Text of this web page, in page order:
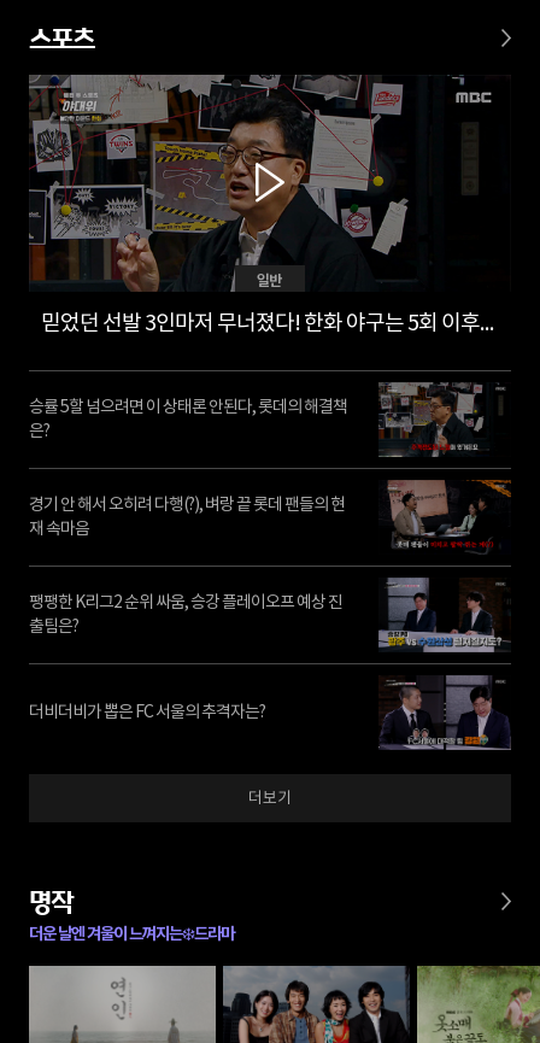
스포츠
일반
믿었던 선발 3인마저 무너졌다! 한화 야구는 5회 이후부터?!
승률 5할 넘으려면 이 상태론 안된다, 롯데의 해결책
은?
경기 안 해서 오히려 다행(?), 벼랑 끝 롯데 팬들의 현
재 속마음
팽팽한 K리그2 순위 싸움, 승강 플레이오프 예상 진
출팀은?
더비더비가 뽑은 FC 서울의 추격자는?
더보기
명작
더운 날엔 겨울이 느껴지는❄️드라마